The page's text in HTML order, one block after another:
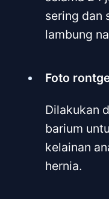
sering dan
lambung
Foto
Dilakukan
barium
kelainan
hernia.